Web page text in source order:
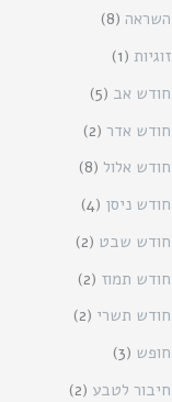
השראה (8)
זוגיות (1)
חודש אב (5)
חודש אדר (2)
חודש אלול (8)
חודש ניסן (4)
חודש שבט (2)
חודש תמוז (2)
חודש תשרי (2)
חופש (3)
חיבור לטבע (2)